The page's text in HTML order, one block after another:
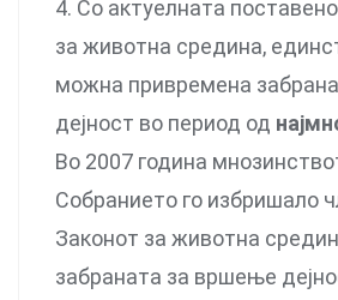
4. Со актуелната
за животна средина,
можна привремена
дејност во период од
Во 2007 година
Собранието го избришало
Законот за животна
забраната за вршење